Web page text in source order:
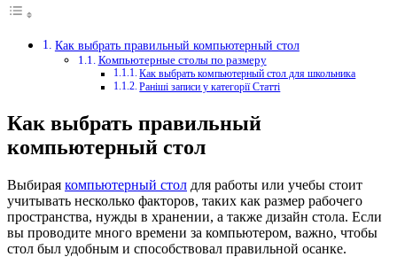
Как выбрать правильный компьютерный стол
Компьютерные столы по размеру
Как выбрать компьютерный стол для школьника
Раніші записи у категорії Статті
Как выбрать правильный
компьютерный стол
Выбирая компьютерный стол для работы или учебы стоит
учитывать несколько факторов, таких как размер рабочего
пространства, нужды в хранении, а также дизайн стола. Если
вы проводите много времени за компьютером, важно, чтобы
стол был удобным и способствовал правильной осанке.